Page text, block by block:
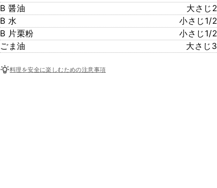
B 醤油
大さじ2
B 水
小さじ1/2
B 片栗粉
小さじ1/2
ごま油
大さじ3
料理を安全に楽しむための注意事項